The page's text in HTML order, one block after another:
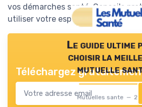
vos démarches santé. Conseils
utiliser votre espace personnel.
Le guide ultime
choisir la
mutuelle
Mutuelles sante —
Téléchargez